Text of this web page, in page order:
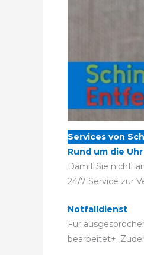
Services von
Rund um die
Damit Sie nicht
24/7 Service zur
Notfalldienst
Für
bearbeitet+.